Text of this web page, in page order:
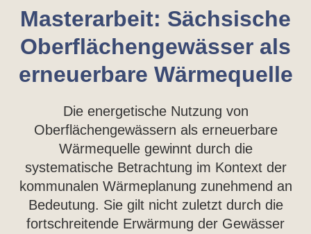
Masterarbeit: Sächsische
Oberflächengewässer als
erneuerbare Wärmequelle
Die energetische Nutzung von
Oberflächengewässern als erneuerbare
Wärmequelle gewinnt durch die
systematische Betrachtung im Kontext der
kommunalen Wärmeplanung zunehmend an
Bedeutung. Sie gilt nicht zuletzt durch die
fortschreitende Erwärmung der Gewässer